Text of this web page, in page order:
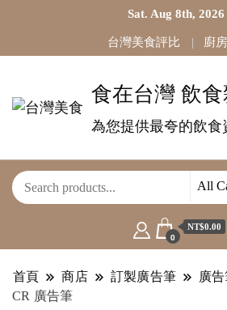
Sat. Aug 8th, 2026
台灣美食評比 廚
食在台灣 飲
為您提供最夸的飲食
0
NT$0.00
首頁 商店 訂製廣告筆 廣
CR 廣告筆